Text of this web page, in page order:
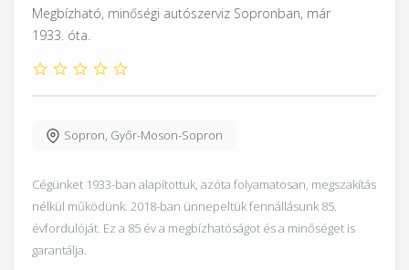
Megbízható, minőségi autószerviz Sopronban, már
1933. óta.
Sopron, Győr-Moson-Sopron
Cégünket 1933-ban alapítottuk, azóta folyamatosan, megszakítás
nélkül működünk. 2018-ban ünnepeltük fennállásunk 85.
évfordulóját. Ez a 85 év a megbízhatóságot és a minőséget is
garantálja.